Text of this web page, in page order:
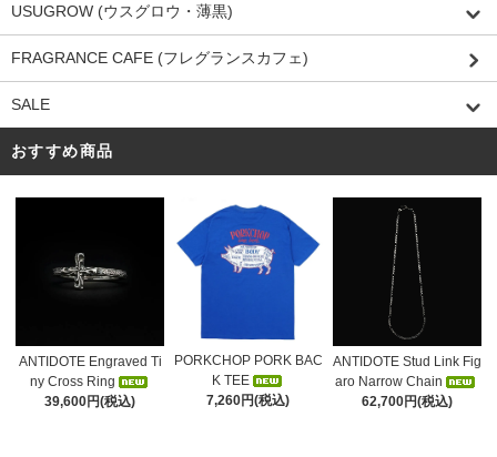
USUGROW (ウスグロウ・薄黒)
FRAGRANCE CAFE (フレグランスカフェ)
SALE
おすすめ商品
ANTIDOTE Engraved Ti
ny Cross Ring
39,600円(税込)
PORKCHOP PORK BAC
K TEE
7,260円(税込)
ANTIDOTE Stud Link Fig
aro Narrow Chain
62,700円(税込)